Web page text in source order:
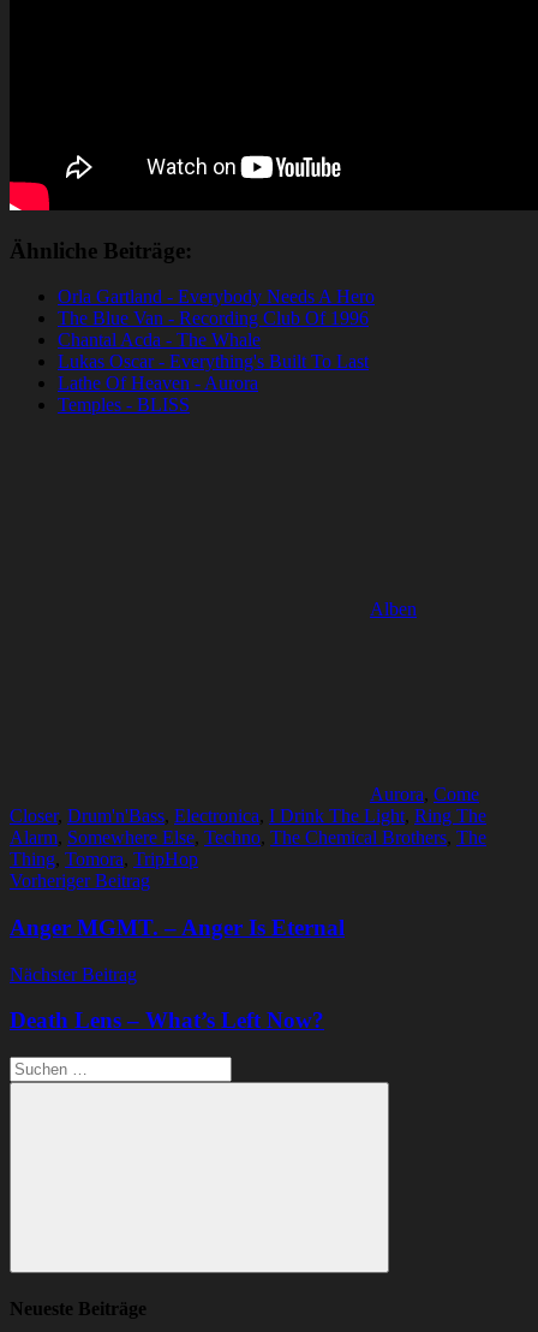
Ähnliche Beiträge:
Orla Gartland - Everybody Needs A Hero
The Blue Van - Recording Club Of 1996
Chantal Acda - The Whale
Lukas Oscar - Everything's Built To Last
Lathe Of Heaven - Aurora
Temples - BLISS
Alben
Aurora, Come
Closer, Drum'n'Bass, Electronica, I Drink The Light, Ring The
Alarm, Somewhere Else, Techno, The Chemical Brothers, The
Thing, Tomora, TripHop
Beitragsnavigation
Vorheriger Beitrag
Anger MGMT. – Anger Is Eternal
Nächster Beitrag
Death Lens – What’s Left Now?
Suchen
nach:
Suchen
Neueste Beiträge